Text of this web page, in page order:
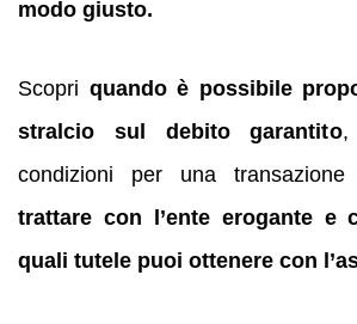
modo giusto.
Scopri quando è possibile
stralcio sul debito garantito,
condizioni per una transazione
trattare con l’ente erogante e
quali tutele puoi ottenere con